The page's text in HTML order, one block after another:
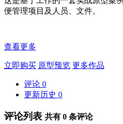
便管理项目及人员、文件。
查看更多
立即购买 原型预览 更多作品
评论 0
更新历史 0
评论列表 共有 0 条评论